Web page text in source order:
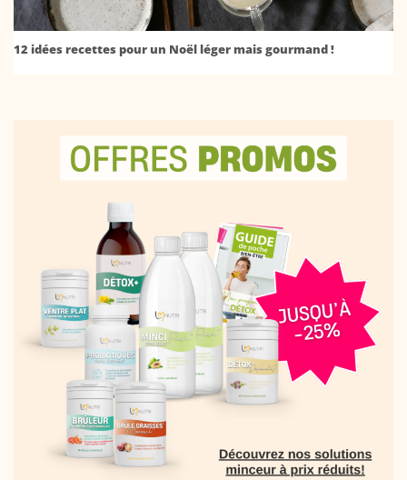
12 idées recettes pour un Noël léger mais gourmand !